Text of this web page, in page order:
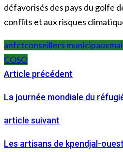
défavorisés des pays du golfe
conflits et aux risques
anfctconseillers municipaux
COSO
Article précédent
La journée mondiale du
article suivant
Les artisans de kpendjal-